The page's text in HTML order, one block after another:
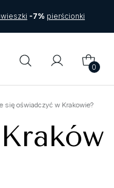
-7% pierścionki
0
się oświadczyć w Krakowie?